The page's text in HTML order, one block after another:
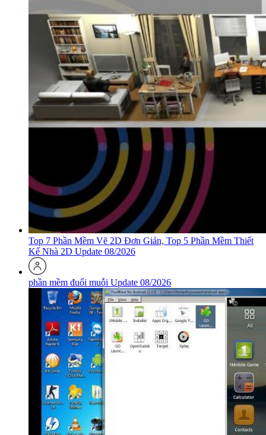
Top 7 Phần Mềm Vẽ 2D Đơn Giản, Top 5 Phần Mềm Thiết
Kế Nhà 2D Update 08/2026
phần mềm đuổi muỗi Update 08/2026